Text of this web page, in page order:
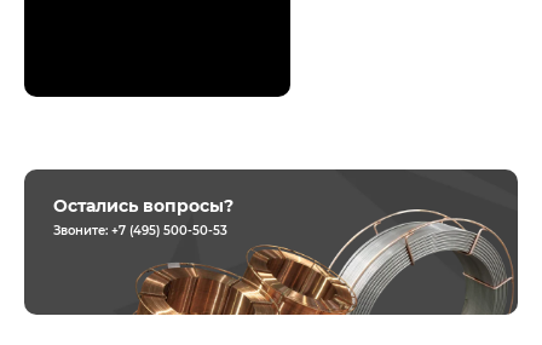
Остались вопросы?
Звоните: +7 (495) 500-50-53